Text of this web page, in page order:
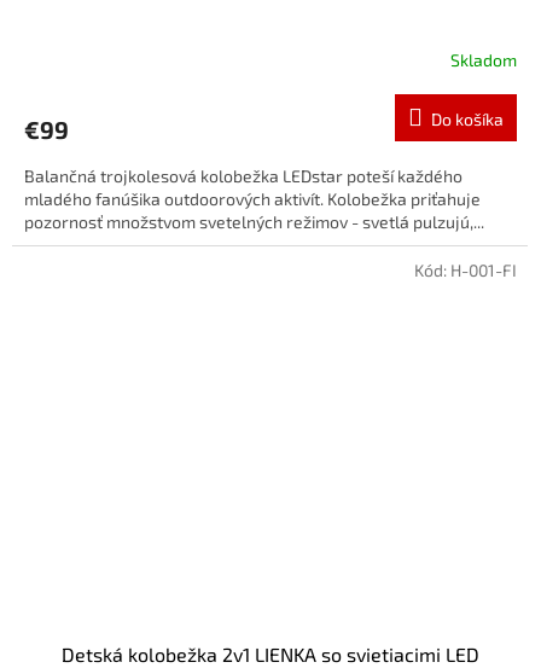
Skladom
€99 Do košíka
Balančná trojkolesová kolobežka LEDstar poteší každého
mladého fanúšika outdoorových aktivít. Kolobežka priťahuje
pozornosť množstvom svetelných režimov - svetlá pulzujú,...
Detská kolobežka 2v1 LIENKA so svietiacimi LED
Kód: H-001-FI